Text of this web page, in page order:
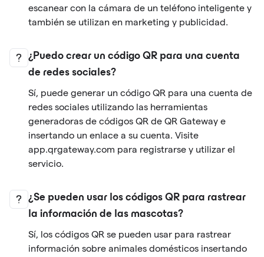
escanear con la cámara de un teléfono inteligente y
también se utilizan en marketing y publicidad.
¿Puedo crear un código QR para una cuenta
de redes sociales?
Sí, puede generar un código QR para una cuenta de
redes sociales utilizando las herramientas
generadoras de códigos QR de QR Gateway e
insertando un enlace a su cuenta. Visite
app.qrgateway.com para registrarse y utilizar el
servicio.
¿Se pueden usar los códigos QR para rastrear
la información de las mascotas?
Sí, los códigos QR se pueden usar para rastrear
información sobre animales domésticos insertando